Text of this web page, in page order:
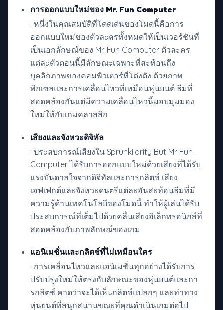
การออกแบบใหม่ของ Mr. Fun Computer
: หนึ่งในคุณสมบัติที่โดดเด่นของโมดนี้คือการ
ออกแบบใหม่ของตัวละครทั้งหมดให้เป็นเวอร์ชันที่
เป็นเอกลักษณ์ของ Mr. Fun Computer ตัวละคร
แต่ละตัวตอนนี้มีลักษณะเฉพาะที่สะท้อนถึง
บุคลิกภาพของคอมพิวเตอร์ที่โด่งดัง ด้วยภาพ
พิกเซลและการเคลื่อนไหวที่เหมือนหุ่นยนต์ ธีมที่
สอดคล้องกันแต่มีความเคลื่อนไหวนี้มอบมุมมอง
ใหม่ให้กับเกมคลาสสิก
เสียงและจังหวะดิจิทัล
: ประสบการณ์เสียงใน Sprunkilarity But Mr Fun
Computer ได้รับการออกแบบใหม่ด้วยเสียงที่ได้รับ
แรงบันดาลใจจากดิจิทัลและการกลิตช์ เสียง
เอฟเฟกต์และจังหวะดนตรีแต่ละอันสะท้อนธีมที่มี
ความรู้ด้านเทคโนโลยีของโมดนี้ ทำให้ผู้เล่นได้รับ
ประสบการณ์ที่เต็มไปด้วยคลื่นเสียงอิเล็กทรอนิกส์ที่
สอดคล้องกับภาพลักษณ์ของเกม
แอนิเมชั่นและกลิตช์ที่ไม่เหมือนใคร
: การเคลื่อนไหวและแอนิเมชั่นทุกอย่างได้รับการ
ปรับปรุงใหม่ให้ตรงกับลักษณะของหุ่นยนต์และกา
รกลิตช์ คาดว่าจะได้เห็นกลิตช์แปลกๆ และท่าทาง
หุ่นยนต์ที่สนุกสนานขณะที่คุณดำเนินเกมต่อไป